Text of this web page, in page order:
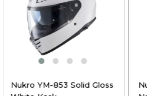
Nukro YM-853 Solid Gloss